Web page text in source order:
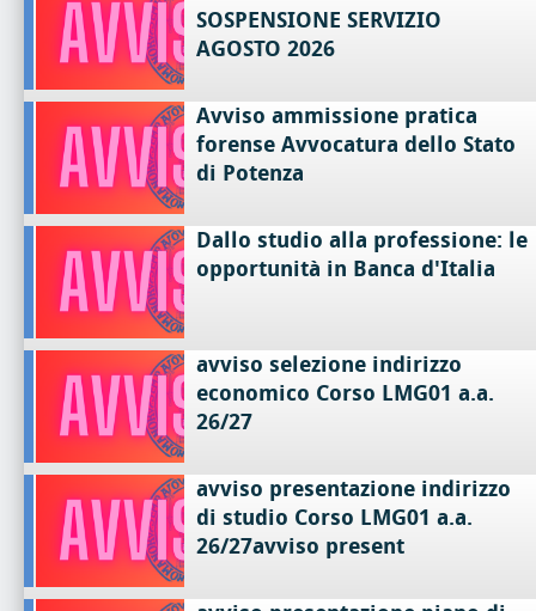
SOSPENSIONE SERVIZIO
AGOSTO 2026
Avviso ammissione pratica
forense Avvocatura dello Stato
di Potenza
Dallo studio alla professione: le
opportunità in Banca d'Italia
avviso selezione indirizzo
economico Corso LMG01 a.a.
26/27
avviso presentazione indirizzo
di studio Corso LMG01 a.a.
26/27avviso present